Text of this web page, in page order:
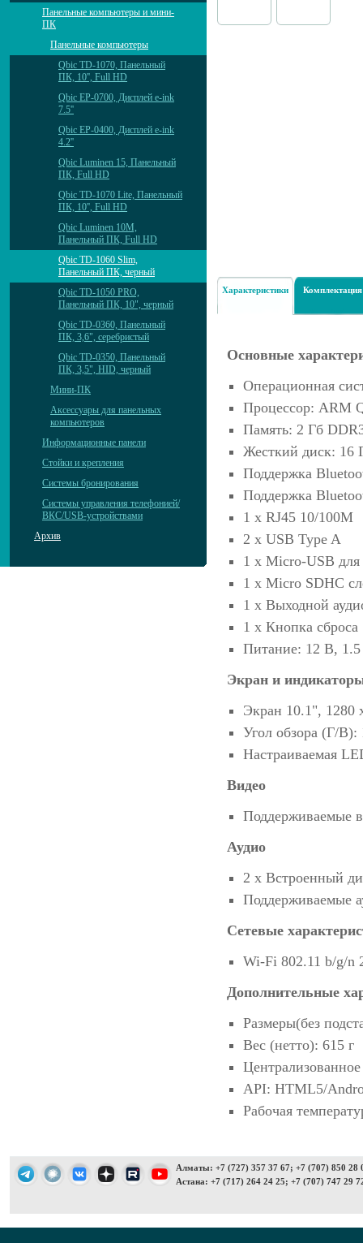
Панельные компьютеры и мини-
ПК
Панельные компьютеры
Qbic TD-1070, Панельный
ПК, 10'', Full HD
Qbic EP-0700, Дисплей e-ink
7.5''
Qbic EP-0400, Дисплей e-ink
4.2''
Qbic Luminen 15, Панельный
ПК, Full HD
Qbic TD-1070 Lite, Панельный
ПК, 10'', Full HD
Qbic Luminen 10M,
Панельный ПК, Full HD
Qbic TD-1060 Slim,
Панельный ПК, черный
Qbic TD-1050 PRO,
Панельный ПК, 10", черный
Qbic TD-0360, Панельный
ПК, 3,6", серебристый
Qbic TD-0350, Панельный
ПК, 3,5", HID, черный
Мини-ПК
Аксессуары для панельных
компьютеров
Информационные панели
Стойки и крепления
Системы бронирования
Системы управления телефонией/
ВКС/USB-устройствами
Архив
Характеристики Комплектация
Основные
Операционная
Процессор: ARM
Память: 2 Гб
Жесткий диск: 16
Поддержка
Поддержка
1 x RJ45 10/100M
2 x USB Type A
1 х Micro-USB
1 х Micro SDHC
1 x Выходной
1 x Кнопка сброса
Питание: 12 В, 1.5
Экран и
Экран 10.1", 1280
Угол обзора (Г/В):
Настраиваемая
Видео
Поддерживаемые
Аудио
2 х Встроенный
Поддерживаемые
Сетевые
Wi-Fi 802.11 b/g/n
Дополнительные
Размеры(без
Вес (нетто): 615 г
API: HTML5/
Рабочая
Алматы: +7 (727) 357 37 67; +7 (707) 850 28
Астана: +7 (717) 264 24 25; +7 (707) 747 29